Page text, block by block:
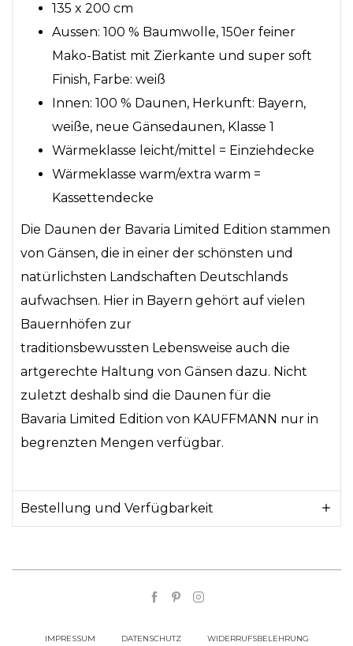
135 x 200 cm
Aussen: 100 % Baumwolle, 150er feiner
Mako-Batist mit Zierkante und super soft
Finish, Farbe: weiß
Innen: 100 % Daunen, Herkunft: Bayern,
weiße, neue Gänsedaunen, Klasse 1
Wärmeklasse leicht/mittel = Einziehdecke
Wärmeklasse warm/extra warm =
Kassettendecke
Die Daunen der Bavaria Limited Edition stammen
von Gänsen, die in einer der schönsten und
natürlichsten Landschaften Deutschlands
aufwachsen. Hier in Bayern gehört auf vielen
Bauernhöfen zur
traditionsbewussten Lebensweise auch die
artgerechte Haltung von Gänsen dazu. Nicht
zuletzt deshalb sind die Daunen für die
Bavaria Limited Edition von KAUFFMANN nur in
begrenzten Mengen verfügbar.
Bestellung und Verfügbarkeit
IMPRESSUM DATENSCHUTZ WIDERRUFSBELEHRUNG